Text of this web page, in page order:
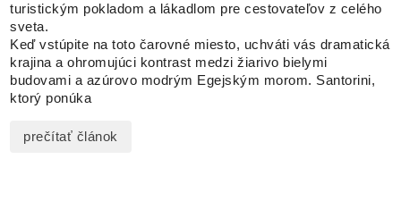
turistickým pokladom a lákadlom pre cestovateľov z celého
sveta.
Keď vstúpite na toto čarovné miesto, uchváti vás dramatická
krajina a ohromujúci kontrast medzi žiarivo bielymi
budovami a azúrovo modrým Egejským morom. Santorini,
ktorý ponúka
prečítať článok